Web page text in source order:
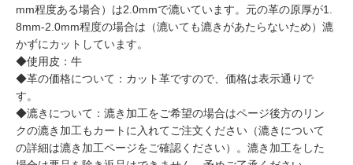
mm程度ある場合）は2.0mmで漉いています。元の革の原厚が1.
8mm-2.0mm程度の場合は（漉いても漉きがあたらないため）漉
かずにカットしています。
◆使用皮：牛
◆革の価格について：カット革ですので、価格は表示通りで
す。
◆漉きについて：漉き加工をご希望の場合はページ後方のリン
クの漉き加工もカートに入れてご注文ください（漉きについて
の詳細は漉き加工ページをご確認ください）。漉き加工をした